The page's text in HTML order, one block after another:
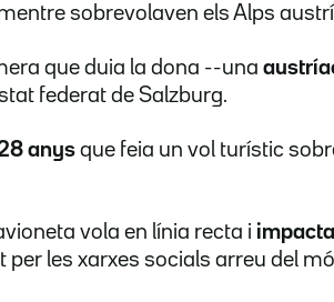
sobrevolaven els Alps
que duia la dona --una
federat de Salzburg.
anys que feia un vol turístic
vola en línia recta i
per les xarxes socials arreu del